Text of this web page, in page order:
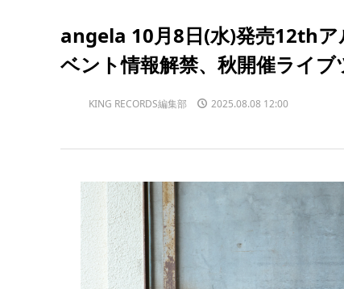
angela 10月8日(水)発売12th
ベント情報解禁、秋開催ライ
KING RECORDS編集部 2025.08.08 12:00